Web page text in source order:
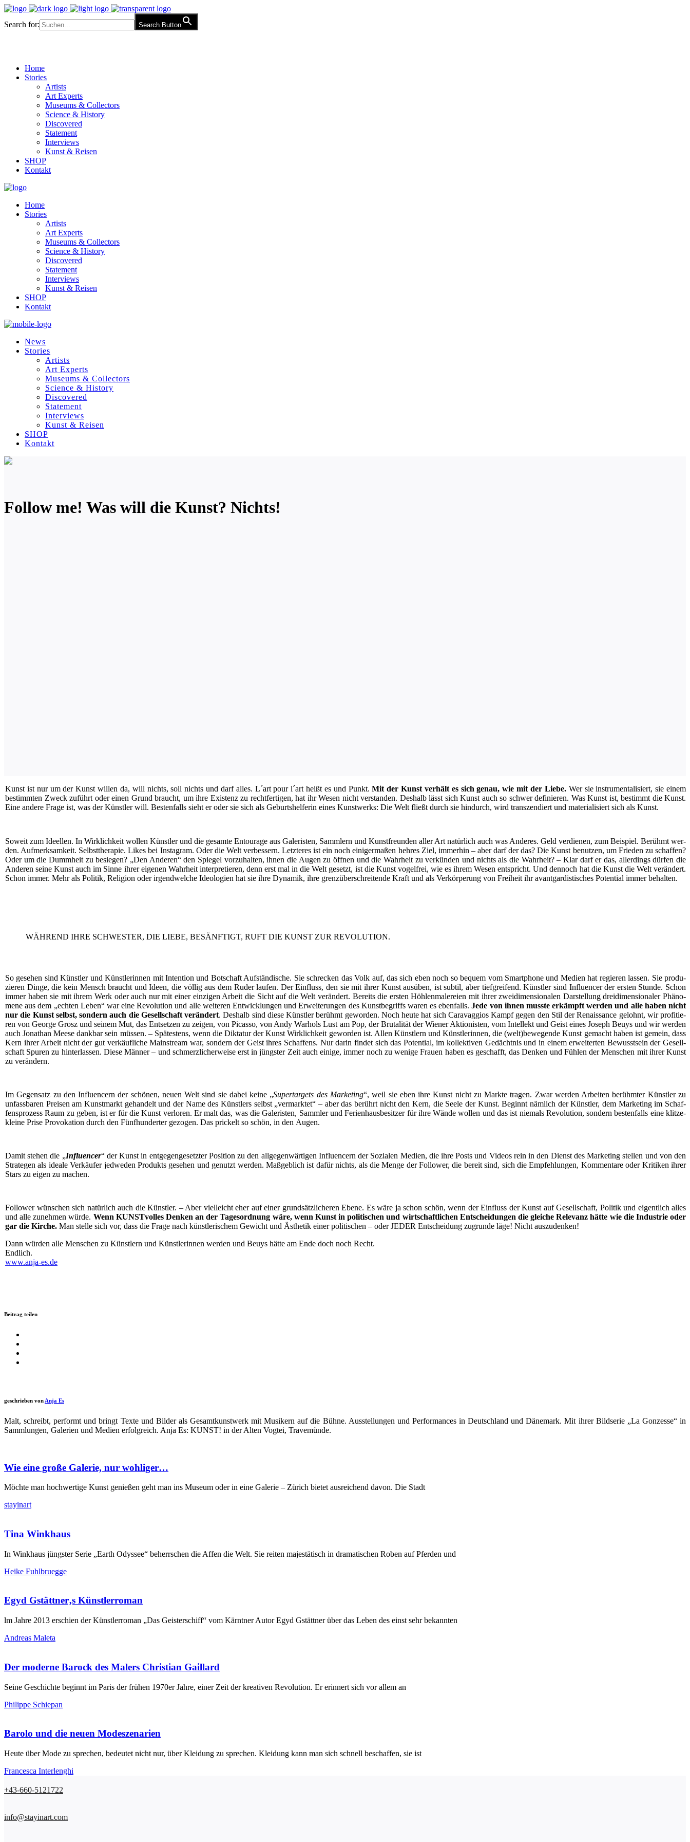
Search for: Search Button
Home
Stories
Artists
Art Experts
Museums & Collectors
Science & History
Discovered
Statement
Interviews
Kunst & Reisen
SHOP
Kontakt
Home
Stories
Artists
Art Experts
Museums & Collectors
Science & History
Discovered
Statement
Interviews
Kunst & Reisen
SHOP
Kontakt
News
Stories
Artists
Art Experts
Museums & Collectors
Science & History
Discovered
Statement
Interviews
Kunst & Reisen
SHOP
Kontakt
Follow me! Was will die Kunst? Nichts!
Kunst ist nur um der Kunst wil­len da, will nichts, soll nichts und darf alles. L´art pour l´art heißt es und Punkt.Mit der Kunst ver­hält es sich genau, wie mit der Lie­be.Wer sie instru­men­ta­li­siert, sie einem
bestimm­ten Zweck zuführt oder einen Grund braucht, um ihre Exis­tenz zu recht­fer­ti­gen, hat ihr Wesen nicht ver­stan­den. Des­halb lässt sich Kunst auch so schwer defi­nie­ren. Was Kunst ist, bestimmt die Kunst.
Eine ande­re Fra­ge ist, was der Künst­ler will. Bes­ten­falls sieht er oder sie sich als Geburts­hel­fe­rin eines Kunst­werks: Die Welt fließt durch sie hin­durch, wird tran­szen­diert und mate­ria­li­siert sich als Kunst.
Soweit zum Ideel­len. In Wirk­lich­keit wol­len Künst­ler und die gesam­te Entou­ra­ge aus Gale­ris­ten, Samm­lern und Kunst­freun­den aller Art natür­lich auch was Ande­res. Geld ver­die­nen, zum Bei­spiel. Berühmt wer­
den. Auf­merk­sam­keit. Selbst­the­ra­pie. Likes bei Insta­gram. Oder die Welt ver­bes­sern. Letz­te­res ist ein noch eini­ger­ma­ßen heh­res Ziel, immer­hin – aber darf der das? Die Kunst benut­zen, um Frie­den zu schaf­fen?
Oder um die Dumm­heit zu besie­gen? „Den Ande­ren“ den Spie­gel vor­zu­hal­ten, ihnen die Augen zu öff­nen und die Wahr­heit zu ver­kün­den und nichts als die Wahr­heit? – Klar darf er das, aller­dings dür­fen die
Ande­ren sei­ne Kunst auch im Sin­ne ihrer eige­nen Wahr­heit inter­pre­tie­ren, denn erst mal in die Welt gesetzt, ist die Kunst vogel­frei, wie es ihrem Wesen ent­spricht. Und den­noch hat die Kunst die Welt ver­än­dert.
Schon immer. Mehr als Poli­tik, Reli­gi­on oder irgend­wel­che Ideo­lo­gien hat sie ihre Dyna­mik, ihre grenz­über­schrei­ten­de Kraft und als Ver­kör­pe­rung von Frei­heit ihr avant­gar­dis­ti­sches Poten­ti­al immer behalten.
WÄHREND IHRE SCHWESTER, DIE LIEBE, BESÄNFTIGT, RUFT DIE KUNST ZUR REVOLUTION.
So gese­hen sind Künst­ler und Künst­le­rin­nen mit Inten­ti­on und Bot­schaft Auf­stän­di­sche. Sie schre­cken das Volk auf, das sich eben noch so bequem vom Smart­phone und Medi­en hat regie­ren las­sen. Sie pro­du­
zie­ren Din­ge, die kein Mensch braucht und Ideen, die völ­lig aus dem Ruder lau­fen. Der Ein­fluss, den sie mit ihrer Kunst aus­üben, ist sub­til, aber tief­grei­fend. Künst­ler sind Influen­cer der ers­ten Stun­de. Schon
immer haben sie mit ihrem Werk oder auch nur mit einer ein­zi­gen Arbeit die Sicht auf die Welt ver­än­dert. Bereits die ers­ten Höh­len­ma­le­rei­en mit ihrer zwei­di­men­sio­na­len Dar­stel­lung drei­di­men­sio­na­ler Phä­no­
me­ne aus dem „ech­ten Leben“ war eine Revo­lu­ti­on und alle wei­te­ren Ent­wick­lun­gen und Erwei­te­run­gen des Kunst­be­griffs waren es eben­falls.Jede von ihnen muss­te erkämpft wer­den und alle haben nicht
nur die Kunst selbst, son­dern auch die Gesell­schaft ver­än­dert. Des­halb sind die­se Künst­ler berühmt gewor­den. Noch heu­te hat sich Cara­vag­gi­os Kampf gegen den Stil der Renais­sance gelohnt, wir pro­fi­tie­
ren von Geor­ge Grosz und sei­nem Mut, das Ent­set­zen zu zei­gen, von Picas­so, von Andy War­hols Lust am Pop, der Bru­ta­li­tät der Wie­ner Aktio­nis­ten, vom Intel­lekt und Geist eines Joseph Beuys und wir wer­den
auch Jona­than Mee­se dank­bar sein müs­sen. – Spä­tes­tens, wenn die Dik­ta­tur der Kunst Wirk­lich­keit gewor­den ist. Allen Künst­lern und Künst­le­rin­nen, die (welt)bewegende Kunst gemacht haben ist gemein, dass
Kern ihrer Arbeit nicht der gut ver­käuf­li­che Main­stream war, son­dern der Geist ihres Schaf­fens. Nur dar­in fin­det sich das Poten­ti­al, im kol­lek­ti­ven Gedächt­nis und in einem erwei­ter­ten Bewusst­sein der Gesell­
schaft Spu­ren zu hin­ter­las­sen. Die­se Män­ner – und schmerz­li­cher­wei­se erst in jüngs­ter Zeit auch eini­ge, immer noch zu weni­ge Frau­en haben es geschafft, das Den­ken und Füh­len der Men­schen mit ihrer Kunst
zu verändern.
Im Gegen­satz zu den Influen­cern der schö­nen, neu­en Welt sind sie dabei kei­ne „Supert­ar­gets des Mar­ke­ting“, weil sie eben ihre Kunst nicht zu Mark­te tra­gen. Zwar wer­den Arbei­ten berühm­ter Künst­ler zu
unfass­ba­ren Prei­sen am Kunst­markt gehan­delt und der Name des Künst­lers selbst „ver­mark­tet“ – aber das berührt nicht den Kern, die See­le der Kunst. Beginnt näm­lich der Künst­ler, dem Mar­ke­ting im Schaf­
fens­pro­zess Raum zu geben, ist er für die Kunst ver­lo­ren. Er malt das, was die Gale­ris­ten, Samm­ler und Feri­en­haus­be­sit­zer für ihre Wän­de wol­len und das ist nie­mals Revo­lu­ti­on, son­dern bes­ten­falls eine klit­ze­
klei­ne Pri­se Pro­vo­ka­ti­on durch den Fünf­hun­der­ter gezo­gen. Das pri­ckelt so schön, in den Augen.
Damit ste­hen die „Influen­cer“ der Kunst in ent­ge­gen­ge­setz­ter Posi­ti­on zu den all­ge­gen­wär­ti­gen Influen­cern der Sozia­len Medi­en, die ihre Posts und Vide­os rein in den Dienst des Mar­ke­ting stel­len und von den
Stra­te­gen als idea­le Ver­käu­fer jed­we­den Pro­dukts gese­hen und genutzt wer­den. Maß­geb­lich ist dafür nichts, als die Men­ge der Fol­lower, die bereit sind, sich die Emp­feh­lun­gen, Kom­men­ta­re oder Kri­ti­ken ihrer
Stars zu eigen zu machen.
Fol­lower wün­schen sich natür­lich auch die Künst­ler. – Aber viel­leicht eher auf einer grund­sätz­li­che­ren Ebe­ne. Es wäre ja schon schön, wenn der Ein­fluss der Kunst auf Gesell­schaft, Poli­tik und eigent­lich alles
und alle zuneh­men wür­de. Wenn KUNST­vol­les Den­ken an der Tages­ord­nung wäre, wenn Kunst in poli­ti­schen und wirt­schaft­li­chen Ent­schei­dun­gen die glei­che Rele­vanz hät­te wie die Indus­trie oder
gar die Kir­che. Man stel­le sich vor, dass die Fra­ge nach künst­le­ri­schem Gewicht und Ästhe­tik einer poli­ti­schen – oder JEDER Ent­schei­dung zugrun­de läge! Nicht auszudenken!
Dann wür­den alle Men­schen zu Künst­lern und Künst­le­rin­nen wer­den und Beuys hät­te am Ende doch noch Recht.
Endlich.
www.anja-es.de
Beitrag teilen
geschrieben von Anja Es
Malt, schreibt, performt und bringt Texte und Bilder als Gesamtkunstwerk mit Musikern auf die Bühne. Ausstellungen und Performances in Deutschland und Dänemark. Mit ihrer Bildserie „La Gonzesse“ in
Sammlungen, Galerien und Medien erfolgreich. Anja Es: KUNST! in der Alten Vogtei, Travemünde.
Wie eine große Galerie, nur wohliger…
Möchte man hochwertige Kunst genießen geht man ins Museum oder in eine Galerie – Zürich bietet ausreichend davon. Die Stadt
stayinart
Tina Winkhaus
In Winkhaus jüngster Serie „Earth Odyssee“ beherrschen die Affen die Welt. Sie reiten majestätisch in dramatischen Roben auf Pferden und
Heike Fuhlbruegge
Egyd Gstättner‚s Künstlerroman
lm Jahre 2013 erschien der Künstlerroman „Das Geisterschiff“ vom Kärntner Autor Egyd Gstättner über das Leben des einst sehr bekannten
Andreas Maleta
Der moderne Barock des Malers Christian Gaillard
Seine Geschichte beginnt im Paris der frühen 1970er Jahre, einer Zeit der kreativen Revolution. Er erinnert sich vor allem an
Philippe Schiepan
Barolo und die neuen Modeszenarien
Heute über Mode zu sprechen, bedeutet nicht nur, über Kleidung zu sprechen. Kleidung kann man sich schnell beschaffen, sie ist
Francesca Interlenghi
+43-660-5121722
info@stayinart.com